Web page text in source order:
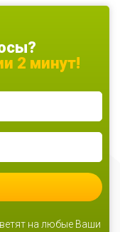
2 минут!
на любые Ваши